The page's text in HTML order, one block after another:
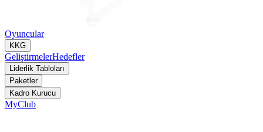
Oyuncular
KKG
GeliştirmelerHedefler
Liderlik Tabloları
Paketler
Kadro Kurucu
MyClub